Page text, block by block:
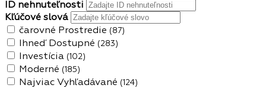
ID nehnuteľnosti
Kľúčové slová
čarovné Prostredie (87)
Ihneď Dostupné (283)
Investícia (102)
Moderné (185)
Najviac Vyhľadávané (124)